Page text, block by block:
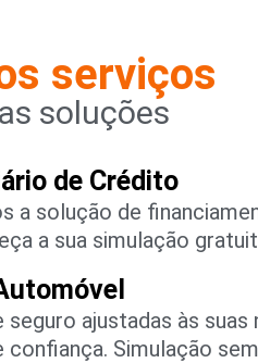
serviços
soluções
de Crédito
a solução de
a sua simulação
seguro ajustadas às suas
confiança. Simulação